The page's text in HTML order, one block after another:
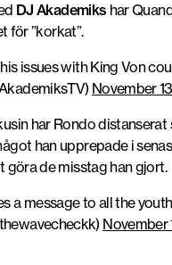
DJ Akademiks har
för ”korkat”.
issues with King Von
November
har Rondo
han upprepade i
göra de misstag han gjort.
a message to all the
November